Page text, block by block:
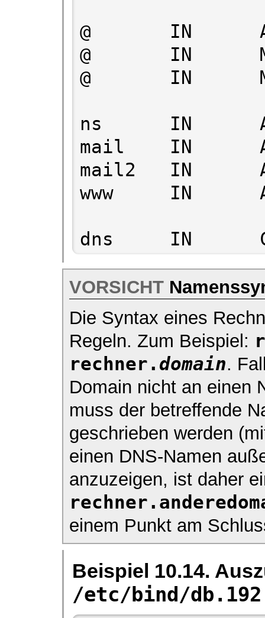
@       IN
@       IN
@       IN
ns      IN      A
mail    IN
mail2   IN
www     IN
dns     IN
VORSICHT
Die Syntax eines
Regeln. Zum Beispiel:
rechner. domain.
Domain nicht an einen
muss der betreffende
geschrieben werden
einen DNS-Namen
anzuzeigen, ist daher
einem Punkt am
Beispiel 10.14.
/etc/bind/